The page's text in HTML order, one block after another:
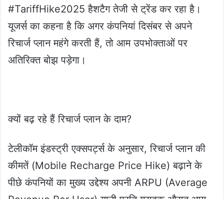
#TariffHike2025 हैशटैग तेजी से ट्रेंड कर रहा है।
यूजर्स का कहना है कि अगर कंपनियां दिसंबर से अपने
रिचार्ज प्लान महंगे करती हैं, तो आम उपभोक्ताओं पर
अतिरिक्त बोझ पड़ेगा।
क्यों बढ़ रहे हैं रिचार्ज प्लान के दाम?
टेलीकॉम इंडस्ट्री एक्सपर्ट्स के अनुसार, रिचार्ज प्लान की
कीमतें (Mobile Recharge Price Hike) बढ़ाने के
पीछे कंपनियों का मुख्य उद्देश्य अपनी ARPU (Average